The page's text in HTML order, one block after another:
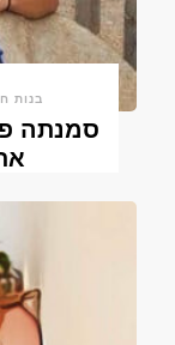
בנות
סמנתה